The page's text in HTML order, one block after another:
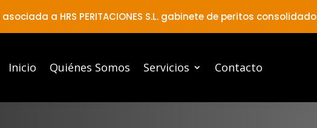
a HRS PERITACIONES S.L. gabinete de peritos consolidado
Inicio Quiénes Somos Servicios Contacto